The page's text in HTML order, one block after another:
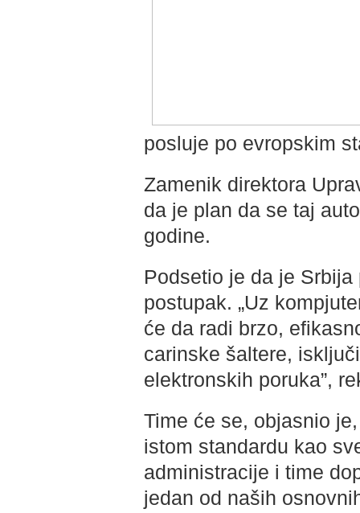
posluje po evropskim
Zamenik direktora
da je plan da se taj
godine.
Podsetio je da je
postupak. „Uz
će da radi brzo,
carinske šaltere,
elektronskih poruka”,
Time će se, objasnio
istom standardu kao
administracije i time
jedan od naših